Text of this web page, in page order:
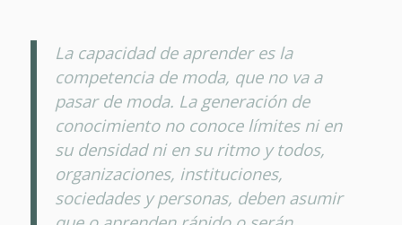
La capacidad de aprender es la
competencia de moda, que no va a
pasar de moda. La generación de
conocimiento no conoce límites ni en
su densidad ni en su ritmo y todos,
organizaciones, instituciones,
sociedades y personas, deben asumir